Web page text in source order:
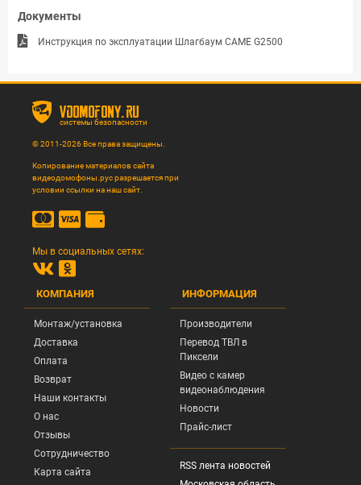
Документы
Инструкция по эксплуатации Шлагбаум CAME G2500
vdomofony.ru
системы безопасности
© 2011-2026 Все права защищены.
Копирование материалов сайта
видеодомофоны.рус разрешается при
условии ссылки на наш сайт.
Мы в социальных сетях:
КОМПАНИЯ
Монтаж/установка
Доставка
Оплата
Возврат
Наши контакты
О нас
Отзывы
Сотрудничество
Карта сайта
ИНФОРМАЦИЯ
Производители
Перевод ТВЛ в
Пиксели
Видео с камер
видеонаблюдения
Новости
Прайс-лист
RSS лента новостей